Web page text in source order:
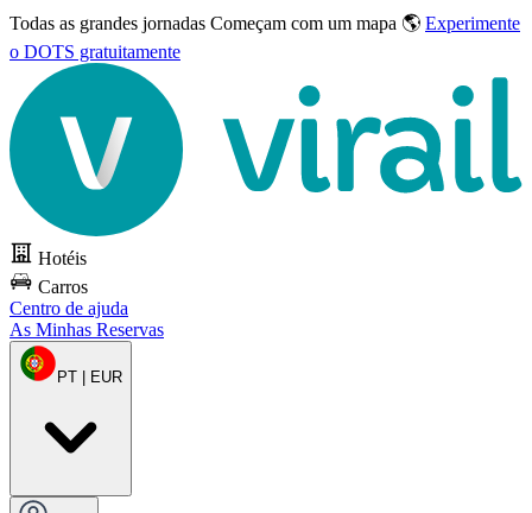
Todas as grandes jornadas Começam com um mapa 🌎 Experimente
o DOTS gratuitamente
Hotéis
Carros
Centro de ajuda
As Minhas Reservas
PT | EUR